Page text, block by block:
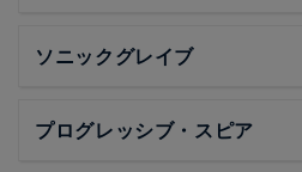
ソニックグレイブ
プログレッシブ・スピア